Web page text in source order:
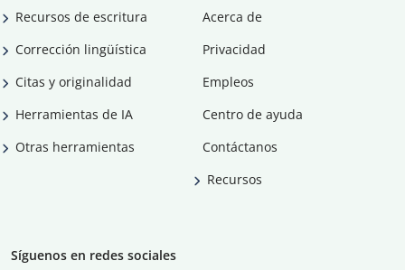
Recursos de escritura
Corrección lingüística
Citas y originalidad
Herramientas de IA
Otras herramientas
Acerca de
Privacidad
Empleos
Centro de ayuda
Contáctanos
Recursos
Síguenos en redes sociales